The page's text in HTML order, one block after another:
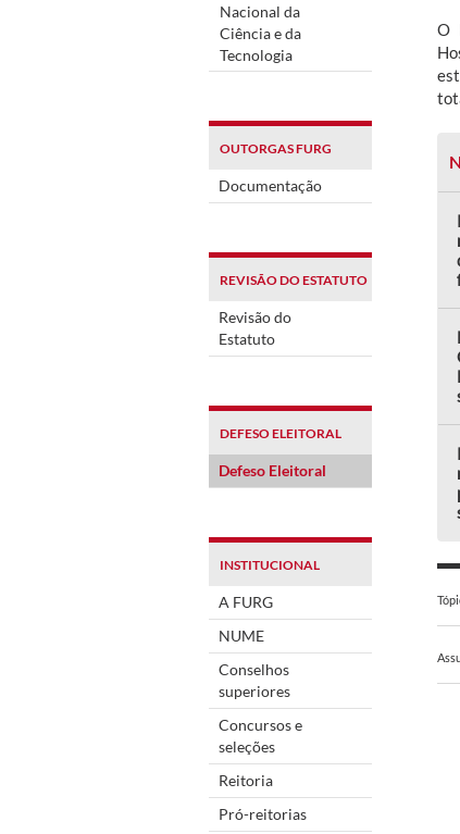
Nacional da
Ciência e da
Tecnologia
OUTORGAS FURG
Documentação
REVISÃO DO ESTATUTO
Revisão do
Estatuto
DEFESO ELEITORAL
Defeso Eleitoral
INSTITUCIONAL
A FURG
NUME
Conselhos
superiores
Concursos e
seleções
Reitoria
Pró-reitorias
O